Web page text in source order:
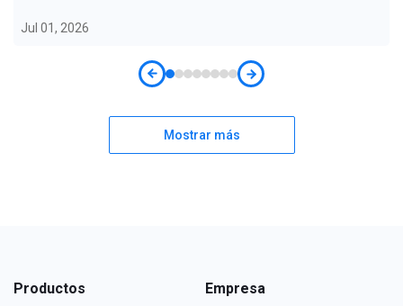
Jul 01, 2026
Mostrar más
Productos Empresa